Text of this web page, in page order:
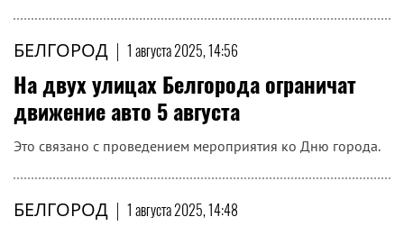
БЕЛГОРОД | 1 августа 2025, 14:56
На двух улицах Белгорода ограничат
движение авто 5 августа
Это связано с проведением мероприятия ко Дню города.
БЕЛГОРОД | 1 августа 2025, 14:48